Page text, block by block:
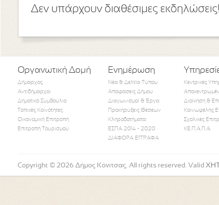
Δεν υπάρχουν διαθέσιμες
Οργανωτική Δομή
Δήμαρχος
Αντιδήμαρχοι
Δημοτικό Συμβούλιο
Τοπικές Κοινότητες
Οικονομική Επιτροπή
Επιτροπή Τουρισμού
Ενημέρωση
Νέα & Δελτία Τύπου
Αποφάσεις Δήμου
Διαγωνισμοί & Έργα
Προκηρύξεις Θέσεων
Κληροδοτήματα
ΕΣΠΑ 2014 - 2020
ΔΙΑΦΟΡΑ ΕΓΓΡΑΦΑ
Κεντρικές
Διοίκηση &
Κοινωφελής
Σχολικές
ΚΕ.Π.Α.Π.Α.
Follow Us
Copyright © 2026 Δήμος Κόνιτσας. All rights reserved. Valid